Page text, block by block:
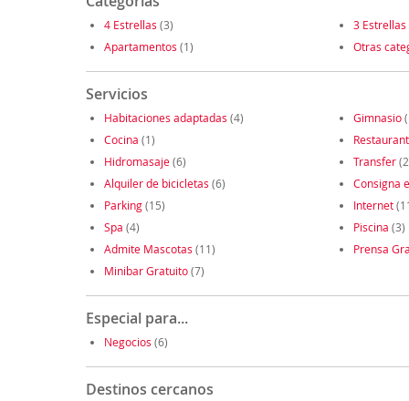
4 Estrellas (3) 3 Estrellas
Apartamentos (1) Otras
Servicios
Habitaciones adaptadas (4) Gimnasio
Cocina (1)
Hidromasaje(6) Transfer
Alquiler de bicicletas (6) Consigna
Parking(15) Internet
Spa (4) Piscina (3)
Admite Mascotas (11) Prensa
Minibar Gratuito(7)
Especial para...
Negocios (6)
Destinos cercanos